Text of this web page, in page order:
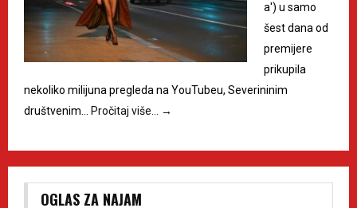
a') u samo
šest dana od
premijere
prikupila
nekoliko milijuna pregleda na YouTubeu, Severininim
društvenim… Pročitaj više… →
OGLAS ZA NAJAM